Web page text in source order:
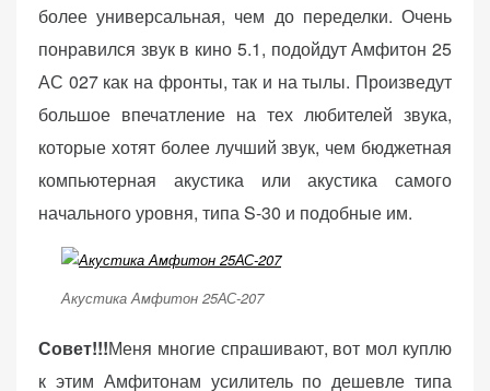
более универсальная, чем до переделки. Очень
понравился звук в кино 5.1, подойдут Амфитон 25
АС 027 как на фронты, так и на тылы. Произведут
большое впечатление на тех любителей звука,
которые хотят более лучший звук, чем бюджетная
компьютерная акустика или акустика самого
начального уровня, типа S-30 и подобные им.
Акустика Амфитон 25АС-207
Совет!!!Меня многие спрашивают, вот мол куплю
к этим Амфитонам усилитель по дешевле типа